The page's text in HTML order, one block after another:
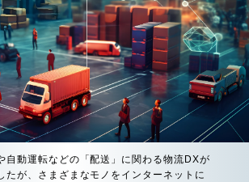
自動運転などの「配送」に関わる物流DXが
たが、さまざまなモノをインターネットに